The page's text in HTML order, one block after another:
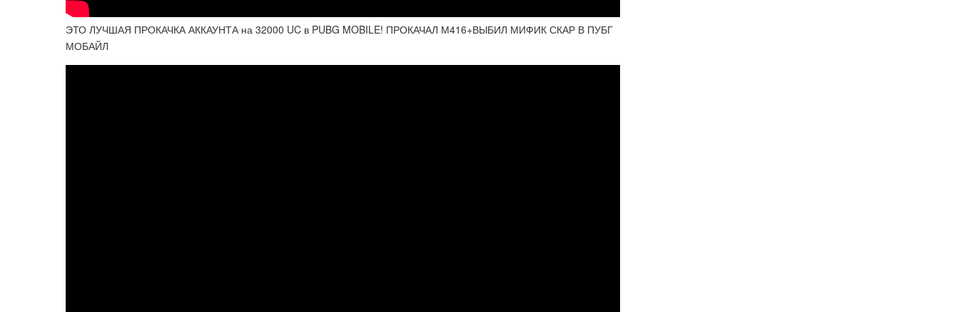
ЭТО ЛУЧШАЯ ПРОКАЧКА АККАУНТА на 32000 UC в PUBG MOBILE! ПРОКАЧАЛ М416+ВЫБИЛ МИФИК СКАР В ПУБГ
МОБАЙЛ